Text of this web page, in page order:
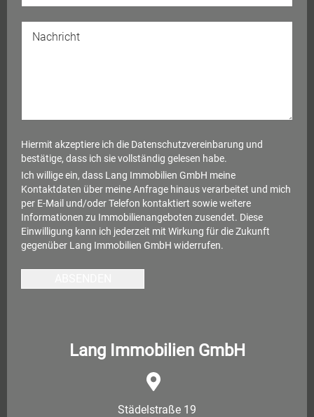
Hiermit akzeptiere ich die Datenschutzvereinbarung und
bestätige, dass ich sie vollständig gelesen habe.
Ich willige ein, dass Lang Immobilien GmbH meine
Kontaktdaten über meine Anfrage hinaus verarbeitet und mich
per E-Mail und/oder Telefon kontaktiert sowie weitere
Informationen zu Immobilienangeboten zusendet. Diese
Einwilligung kann ich jederzeit mit Wirkung für die Zukunft
gegenüber Lang Immobilien GmbH widerrufen.
Lang Immobilien GmbH
Städelstraße 19